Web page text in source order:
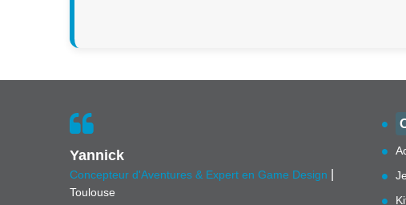
Yannick
Concepteur d'Aventures & Expert en Game Design
Toulouse